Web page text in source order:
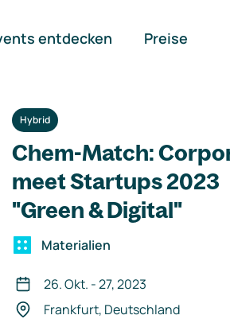
entdecken Preise
Hybrid
Chem-Match:
meet Startups 2023
"Green & Digital"
Materialien
26. Okt. -27,2023
Frankfurt, Deutschland